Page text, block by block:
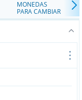
MONEDAS
PARA CAMBIAR